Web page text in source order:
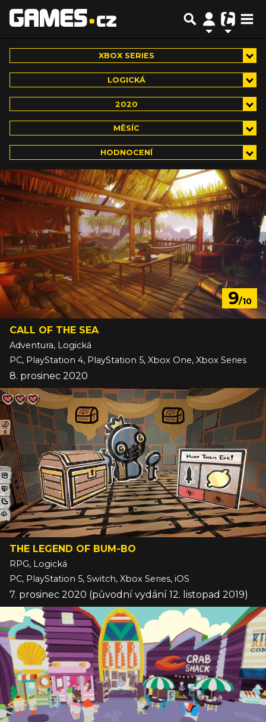
XBOX SERIES
LOGICKÁ
2020
MĚSÍC
HODNOCENÍ
9/10
CALL OF THE SEA
Adventura, Logická
PC, PlayStation 4, PlayStation 5, Xbox One, Xbox Series
8. prosinec 2020
THE LEGEND OF BUM-BO
RPG, Logická
PC, PlayStation 5, Switch, Xbox Series, iOS
7. prosinec 2020 (původní vydání 12. listopad 2019)